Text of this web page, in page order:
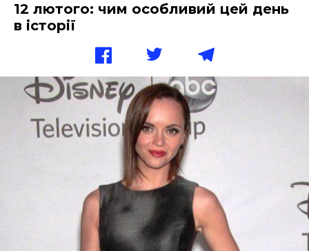
12 лютого: чим особливий цей день
в історії